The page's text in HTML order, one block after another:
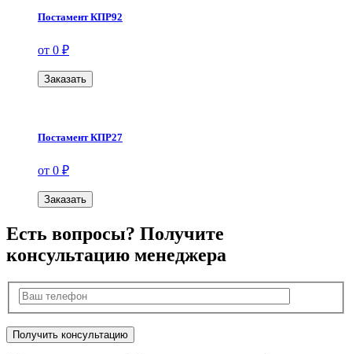
Постамент КПР92
от 0 ₽
Заказать
Постамент КПР27
от 0 ₽
Заказать
Есть вопросы? Получите
консультацию менеджера